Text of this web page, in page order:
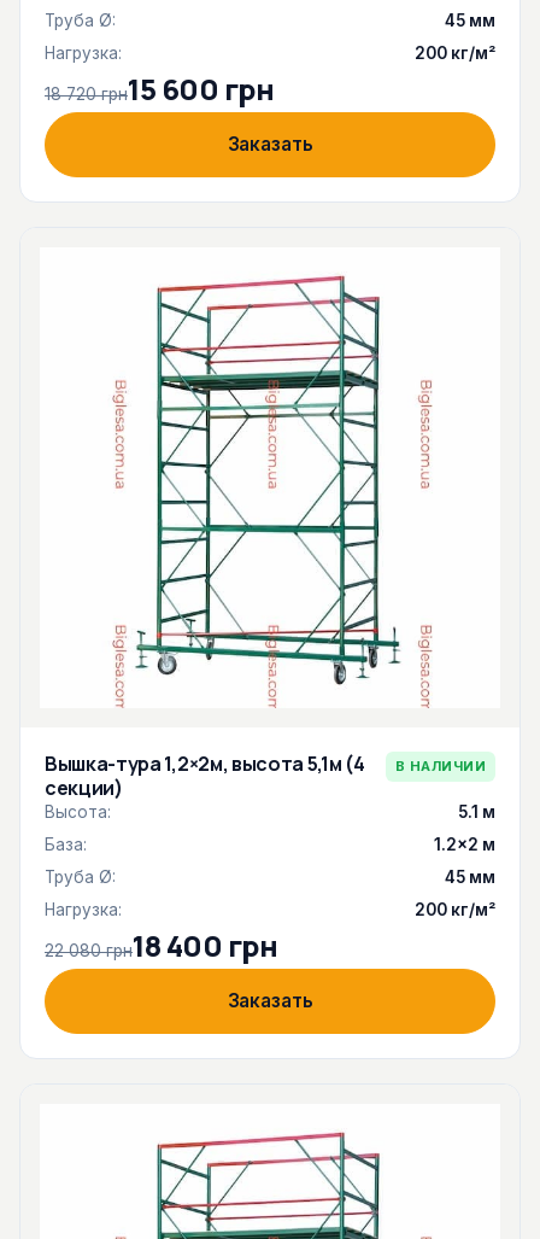
Труба Ø:
45 мм
Нагрузка:
200 кг/м²
18 720 грн15 600 грн
Заказать
Вышка-тура 1,2×2м, высота 5,1м (4
секции)
В НАЛИЧИИ
Высота:
5.1 м
База:
1.2×2 м
Труба Ø:
45 мм
Нагрузка:
200 кг/м²
22 080 грн18 400 грн
Заказать